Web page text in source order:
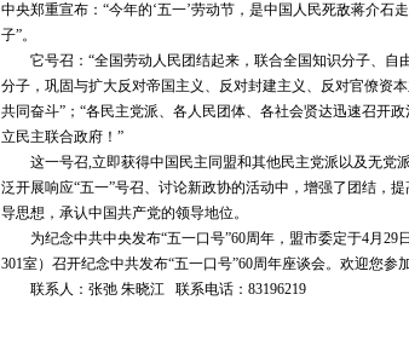
中央郑重宣布：“今年的‘五一’劳动节，是中国人民死敌蒋介石
子”。
它号召：“全国劳动人民团结起来，联合全国知识分子、自
分子，巩固与扩大反对帝国主义、反对封建主义、反对官僚资
共同奋斗”；“各民主党派、各人民团体、各社会贤达迅速召开
立民主联合政府！”
这一号召,立即获得中国民主同盟和其他民主党派以及无党
泛开展响应“五一”号召、讨论新政协的活动中，增强了团结，
导思想，承认中国共产党的领导地位。
为纪念中共中央发布“五一口号”60周年，盟市委定于4月29
301室）召开纪念中共发布“五一口号”60周年座谈会。欢迎您参加
联系人：张弛 朱晓江 联系电话：83196219